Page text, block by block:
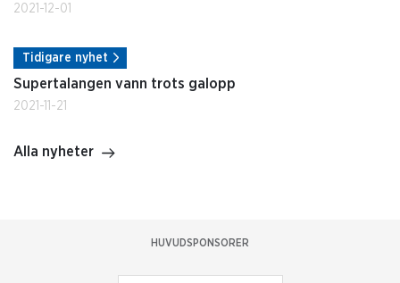
2021-12-01
Tidigare nyhet
Supertalangen vann trots galopp
2021-11-21
Alla nyheter
HUVUDSPONSORER